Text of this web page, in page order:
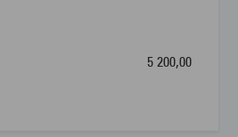
5 200,00